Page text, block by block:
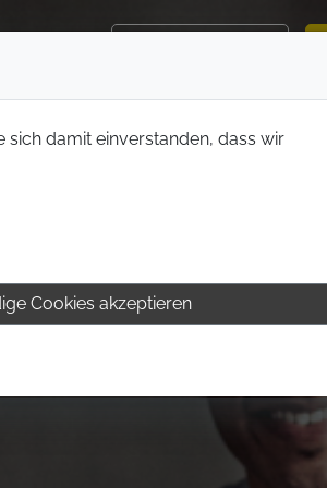
sich damit einverstanden, dass wir
Cookies akzeptieren